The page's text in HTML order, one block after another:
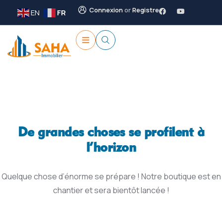
EN FR ConnexionorRegistre
De grandes choses se profilent à
l’horizon
Quelque chose d’énorme se prépare ! Notre boutique est en
chantier et sera bientôt lancée !